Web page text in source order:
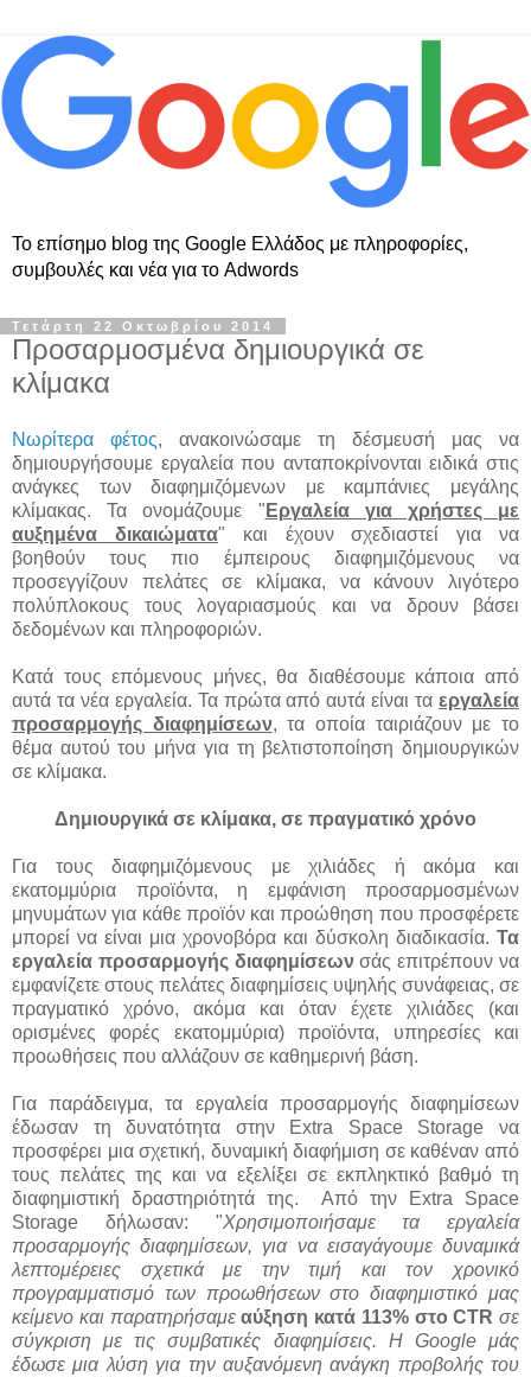
Το επίσημο blog της Google Ελλάδος με πληροφορίες,
συμβουλές και νέα για το Adwords
Τετάρτη 22 Οκτωβρίου 2014
Προσαρμοσμένα δημιουργικά σε
κλίμακα
Νωρίτερα φέτος, ανακοινώσαμε τη δέσμευσή μας να
δημιουργήσουμε εργαλεία που ανταποκρίνονται ειδικά στις
ανάγκες των διαφημιζόμενων με καμπάνιες μεγάλης
κλίμακας. Τα ονομάζουμε " Εργαλεία για χρήστες με
αυξημένα δικαιώματα" και έχουν σχεδιαστεί για να
βοηθούν τους πιο έμπειρους διαφημιζόμενους να
προσεγγίζουν πελάτες σε κλίμακα, να κάνουν λιγότερο
πολύπλοκους τους λογαριασμούς και να δρουν βάσει
δεδομένων και πληροφοριών.
Κατά τους επόμενους μήνες, θα διαθέσουμε κάποια από
αυτά τα νέα εργαλεία. Τα πρώτα από αυτά είναι τα εργαλεία
προσαρμογής διαφημίσεων, τα οποία ταιριάζουν με το
θέμα αυτού του μήνα για τη βελτιστοποίηση δημιουργικών
σε κλίμακα.
Δημιουργικά σε κλίμακα, σε πραγματικό χρόνο
Για τους διαφημιζόμενους με χιλιάδες ή ακόμα και
εκατομμύρια προϊόντα, η εμφάνιση προσαρμοσμένων
μηνυμάτων για κάθε προϊόν και προώθηση που προσφέρετε
μπορεί να είναι μια χρονοβόρα και δύσκολη διαδικασία. Τα
εργαλεία προσαρμογής διαφημίσεων σάς επιτρέπουν να
εμφανίζετε στους πελάτες διαφημίσεις υψηλής συνάφειας, σε
πραγματικό χρόνο, ακόμα και όταν έχετε χιλιάδες (και
ορισμένες φορές εκατομμύρια) προϊόντα, υπηρεσίες και
προωθήσεις που αλλάζουν σε καθημερινή βάση.
Για παράδειγμα, τα εργαλεία προσαρμογής διαφημίσεων
έδωσαν τη δυνατότητα στην Extra Space Storage να
προσφέρει μια σχετική, δυναμική διαφήμιση σε καθέναν από
τους πελάτες της και να εξελίξει σε εκπληκτικό βαθμό τη
διαφημιστική δραστηριότητά της. Από την Extra Space
Storage δήλωσαν: "Χρησιμοποιήσαμε τα εργαλεία
προσαρμογής διαφημίσεων, για να εισαγάγουμε δυναμικά
λεπτομέρειες σχετικά με την τιμή και τον χρονικό
προγραμματισμό των προωθήσεων στο διαφημιστικό μας
κείμενο και παρατηρήσαμεαύξηση κατά 113% στο CTR σε
σύγκριση με τις συμβατικές διαφημίσεις. Η Google μάς
έδωσε μια λύση για την αυξανόμενη ανάγκη προβολής του